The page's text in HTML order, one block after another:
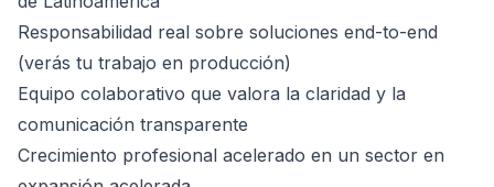
Responsabilidad real sobre soluciones end-to-end
(verás tu trabajo en producción)
Equipo colaborativo que valora la claridad y la
comunicación transparente
Crecimiento profesional acelerado en un sector en